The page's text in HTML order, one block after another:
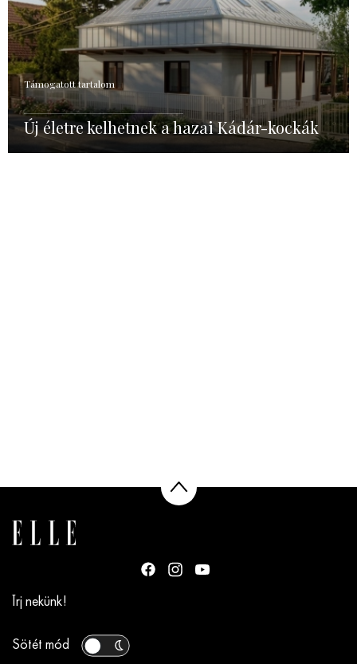
Támogatott tartalom
Új életre kelhetnek a hazai Kádár-kockák
Írj nekünk!
Sötét mód